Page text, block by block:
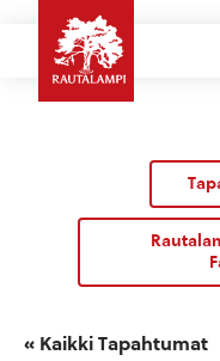
« Kaikki Tapahtumat